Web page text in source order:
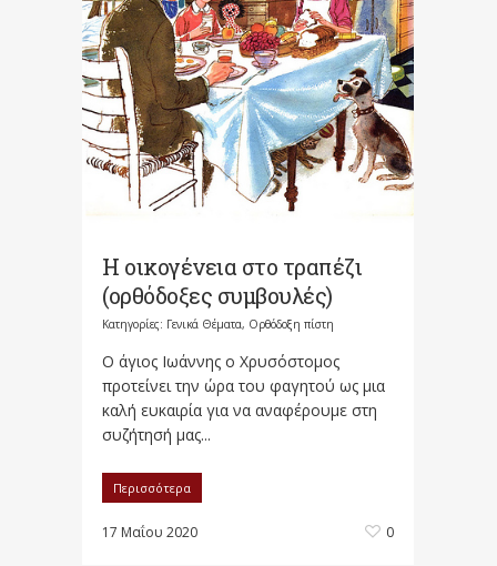
Η οικογένεια στο τραπέζι
(ορθόδοξες συμβουλές)
Κατηγορίες: Γενικά Θέματα, Ορθόδοξη πίστη
Ο άγιος Ιωάννης ο Χρυσόστομος
προτείνει την ώρα του φαγητού ως μια
καλή ευκαιρία για να αναφέρουμε στη
συζήτησή μας...
Περισσότερα
17 Μαΐου 2020 0